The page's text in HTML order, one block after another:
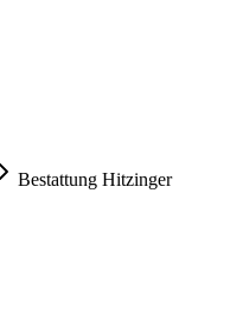
Bestattung Hitzinger